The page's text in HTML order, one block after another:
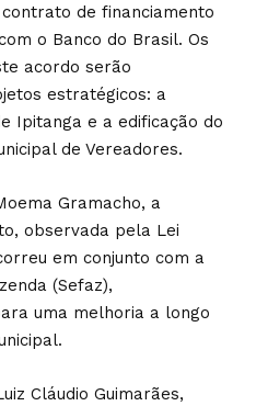
de financiamento
o Banco do Brasil. Os
acordo serão
estratégicos: a
Ipitanga e a edificação do
de Vereadores.
Gramacho, a
observada pela Lei
em conjunto com a
(Sefaz),
uma melhoria a longo
Cláudio Guimarães,